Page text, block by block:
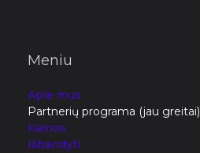
Meniu
Apie mus
Partnerių programa (jau greitai)
Kainos
Išbandyti